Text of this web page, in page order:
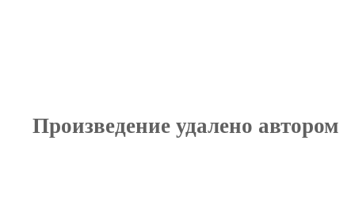
Произведение удалено автором